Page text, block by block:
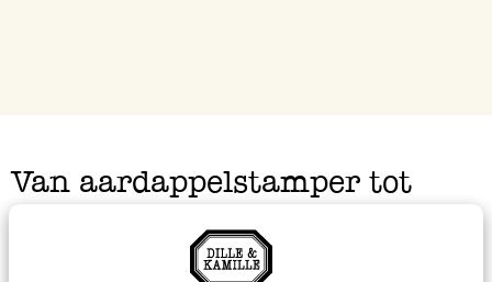
Van aardappelstamper tot
Soms maakt juist het kleinste keukenhulpje het verschil.